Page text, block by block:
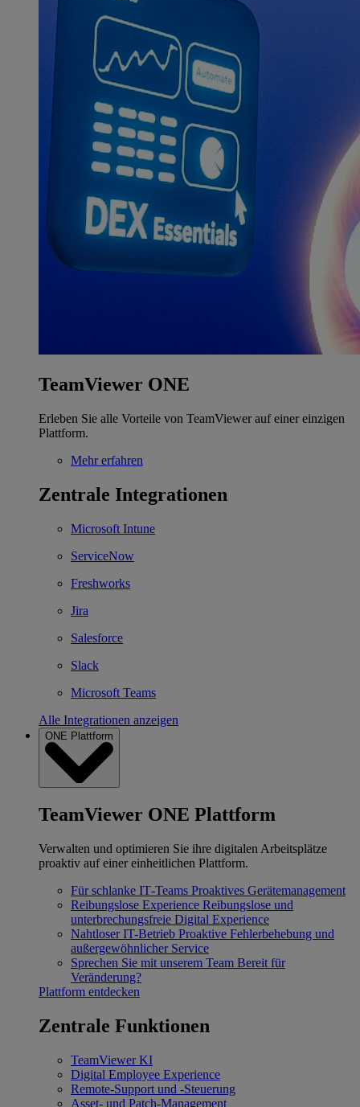
TeamViewer ONE
Erleben Sie alle Vorteile von TeamViewer auf einer einzigen
Plattform.
Mehr erfahren
Zentrale Integrationen
Microsoft Intune
ServiceNow
Freshworks
Jira
Salesforce
Slack
Microsoft Teams
Alle Integrationen anzeigen
ONE Plattform
TeamViewer ONE Plattform
Verwalten und optimieren Sie ihre digitalen Arbeitsplätze
proaktiv auf einer einheitlichen Plattform.
Für schlanke IT‐Teams Proaktives Gerätemanagement
Reibungslose Experience Reibungslose und
unterbrechungsfreie Digital Experience
Nahtloser IT-Betrieb Proaktive Fehlerbehebung und
außergewöhnlicher Service
Sprechen Sie mit unserem Team Bereit für
Veränderung?
Plattform entdecken
Zentrale Funktionen
TeamViewer KI
Digital Employee Experience
Remote-Support und -Steuerung
Asset- und Patch-Management